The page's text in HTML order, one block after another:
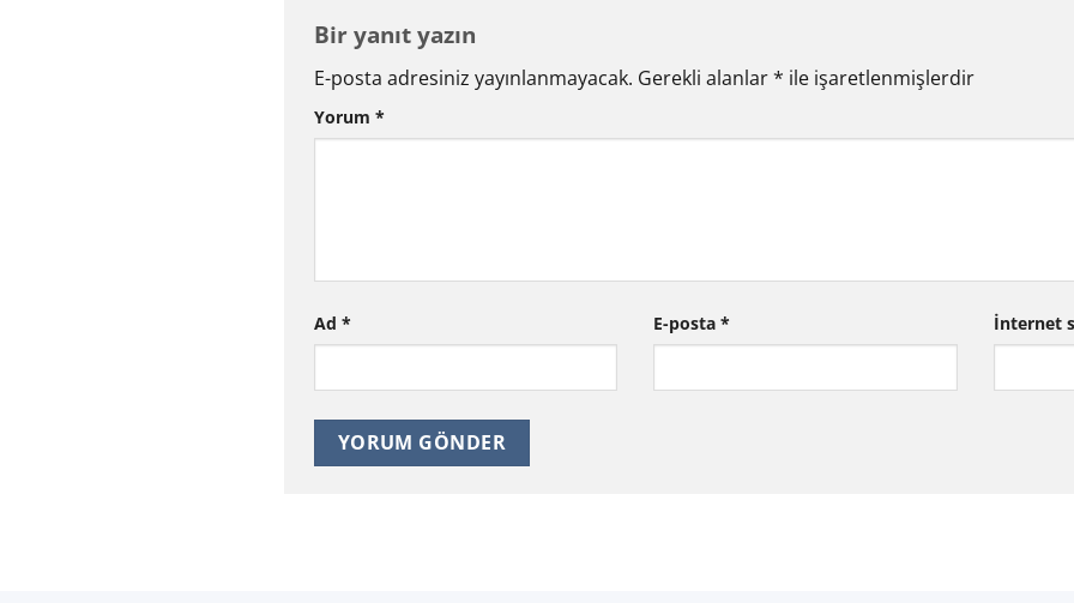
Bir yanıt yazın
E-posta adresiniz yayınlanmayacak. Gerekli alanlar* ile işaretlenmişlerdir
Yorum *
Ad * E-posta* İnternet